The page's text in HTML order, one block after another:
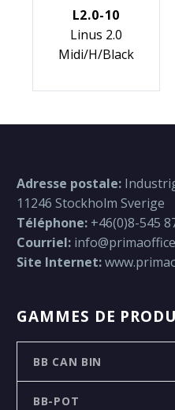
L2.0-10
Linus 2.0
Midi/H/Black
Adresse postale:
11246 Stockholm Sverige
Téléphone: +46(0)8-545
Courriel:
Site Internet:
GAMMES DE
BB CAN BIN
BB-POT